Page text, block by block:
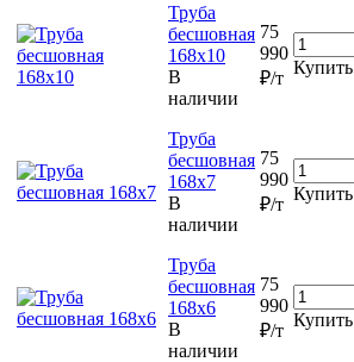
Труба
бесшовная
168х10
В
наличии
75
990
₽/т
Купить
Труба
бесшовная
168х7
В
наличии
75
990
₽/т
Купить
Труба
бесшовная
168х6
В
наличии
75
990
₽/т
Купить